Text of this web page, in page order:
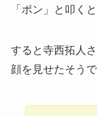
「ポン」と叩く
すると寺西拓人
顔を見せたそうで